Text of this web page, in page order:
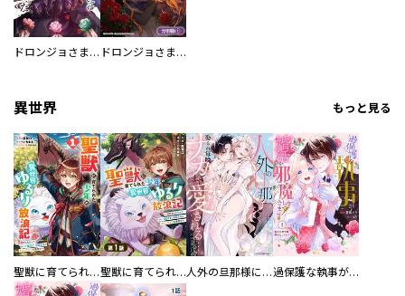
ドロンジョさまは転生しても悪役令嬢のままだった ドロンジョさまは転生しても悪役令嬢のままだった【分冊版】
異世界 もっと見る
聖獣に育てられた少年の異世界ゆるり放浪記～神様からもらったチート魔法で、仲間たちとスローライフを満喫中～ 聖獣に育てられた少年の異世界ゆるり放浪記～神様からもらったチート魔法で、仲間たちとスローライフを満喫中～【分冊版】 人外の旦那様に娶られ毎晩ナカまで愛される…。アンソロジー 過保護な執事が私の婚活を邪魔してきます！ 分冊版